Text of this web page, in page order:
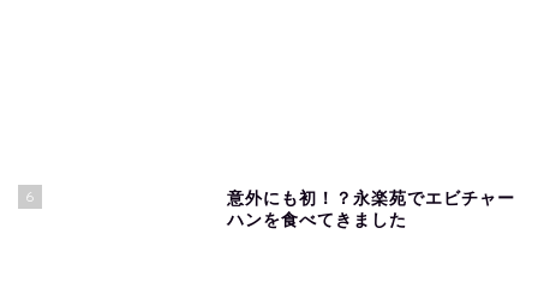
6
意外にも初！？永楽苑でエビチャー
ハンを食べてきました